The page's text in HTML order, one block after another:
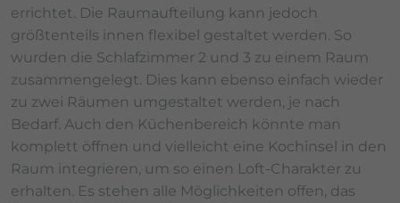
errichtet. Die Raumaufteilung kann jedoch
größtenteils innen flexibel gestaltet werden. So
wurden die Schlafzimmer 2 und 3 zu einem Raum
zusammengelegt. Dies kann ebenso einfach wieder
zu zwei Räumen umgestaltet werden, je nach
Bedarf. Auch den Küchenbereich könnte man
komplett öffnen und vielleicht eine Kochinsel in den
Raum integrieren, um so einen Loft-Charakter zu
erhalten. Es stehen alle Möglichkeiten offen, das